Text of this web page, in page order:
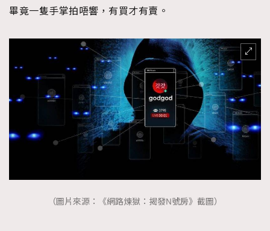
畢竟一隻手掌拍唔響，有買才有賣。
（圖片來源：《網路煉獄：揭發N號房》截圖）